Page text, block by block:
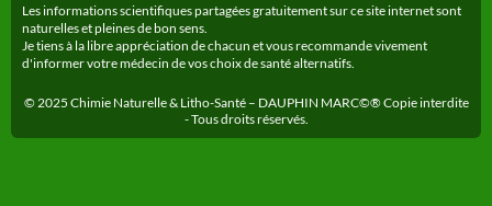
Les informations scientifiques partagées gratuitement sur ce site internet sont
naturelles et pleines de bon sens.
Je tiens à la libre appréciation de chacun et vous recommande vivement
d'informer votre médecin de vos choix de santé alternatifs.
© 2025 Chimie Naturelle & Litho-Santé – DAUPHIN MARC©® Copie interdite
- Tous droits réservés.